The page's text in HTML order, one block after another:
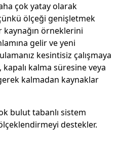
çok yatay olarak
ölçeği genişletmek
kaynağın örneklerini
gelir ve yeni
kesintisiz çalışmaya
kalma süresine veya
kalmadan kaynaklar
bulut tabanlı sistem
destekler.